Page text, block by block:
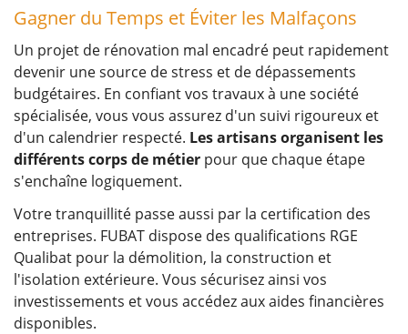
Gagner du Temps et Éviter les Malfaçons
Un projet de rénovation mal encadré peut rapidement
devenir une source de stress et de dépassements
budgétaires. En confiant vos travaux à une société
spécialisée, vous vous assurez d'un suivi rigoureux et
d'un calendrier respecté. Les artisans organisent les
différents corps de métier pour que chaque étape
s'enchaîne logiquement.
Votre tranquillité passe aussi par la certification des
entreprises. FUBAT dispose des qualifications RGE
Qualibat pour la démolition, la construction et
l'isolation extérieure. Vous sécurisez ainsi vos
investissements et vous accédez aux aides financières
disponibles.